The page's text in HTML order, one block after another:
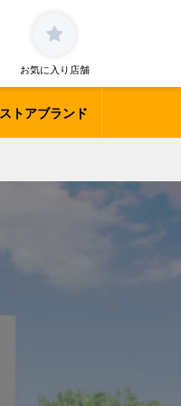
お気に入り店舗
ストアブランド